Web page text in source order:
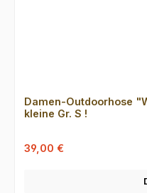
Damen-Outdoorhose
kleine Gr. S !
Verkaufspreis:
39,00 €